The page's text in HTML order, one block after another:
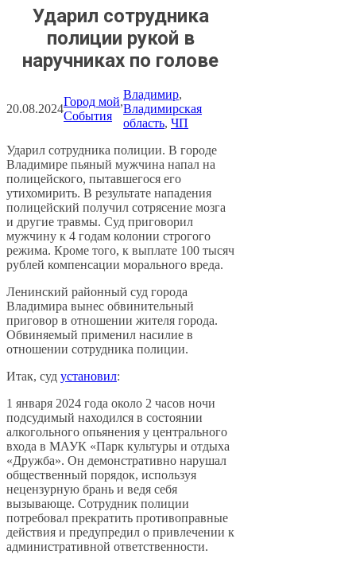
Ударил сотрудника
полиции рукой в
наручниках по голове
20.08.2024
Город мой ,
События
Владимир
Владимирская
область, ЧП
Ударил сотрудника полиции. В городе
Владимире пьяный мужчина напал на
полицейского, пытавшегося его
утихомирить. В результате нападения
полицейский получил сотрясение мозга
и другие травмы. Суд приговорил
мужчину к 4 годам колонии строгого
режима. Кроме того, к выплате 100 тысяч
рублей компенсации морального вреда.
Ленинский районный суд города
Владимира вынес обвинительный
приговор в отношении жителя города.
Обвиняемый применил насилие в
отношении сотрудника полиции.
Итак, суд установил:
1 января 2024 года около 2 часов ночи
подсудимый находился в состоянии
алкогольного опьянения у центрального
входа в МАУК «Парк культуры и отдыха
«Дружба». Он демонстративно нарушал
общественный порядок, используя
нецензурную брань и ведя себя
вызывающе. Сотрудник полиции
потребовал прекратить противоправные
действия и предупредил о привлечении к
административной ответственности.